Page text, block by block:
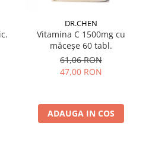
DR.CHEN
Vitamina C 1500mg cu
măceșe 60 tabl.
61,06 RON
47,00 RON
ADAUGA IN COS